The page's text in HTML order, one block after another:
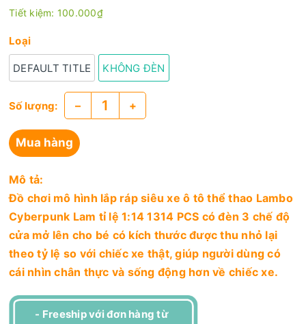
Tiết kiệm: 100.000₫
Loại
DEFAULT TITLE KHÔNG ĐÈN
Số lượng: – +
Mua hàng
Mô tả:
Đồ chơi mô hình lắp ráp siêu xe ô tô thể thao Lambo
Cyberpunk Lam tỉ lệ 1:14 1314 PCS có đèn 3 chế độ
cửa mở lên cho bé có kích thước được thu nhỏ lại
theo tỷ lệ so với chiếc xe thật, giúp người dùng có
cái nhìn chân thực và sống động hơn về chiếc xe.
- Freeship với đơn hàng từ